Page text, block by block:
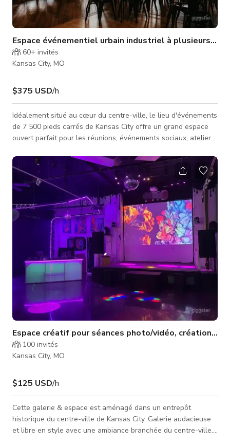
Espace événementiel urbain industriel à plusieurs
60+ invités
Kansas City, MO
$375 USD/h
Idéalement situé au cœur du centre-ville, le lieu d'événements
de 7 500 pieds carrés de Kansas City offre un grand espace
ouvert parfait pour les réunions, événements sociaux, ateliers,
comprend deux étages et un speakeasy avec des intérieurs en
briques d'origine et des guirlandes lumineuses qui apportent
une ambiance urbaine moderne. Tables et chaises sont
incluses pour jusqu'à 150 invités. Nous offrons une politique
de fourni
Espace créatif pour séances photo/vidéo, création de
100 invités
Kansas City, MO
$125 USD/h
Cette galerie & espace est aménagé dans un entrepôt
historique du centre-ville de Kansas City. Galerie audacieuse
et libre en style avec une ambiance branchée du centre-ville.